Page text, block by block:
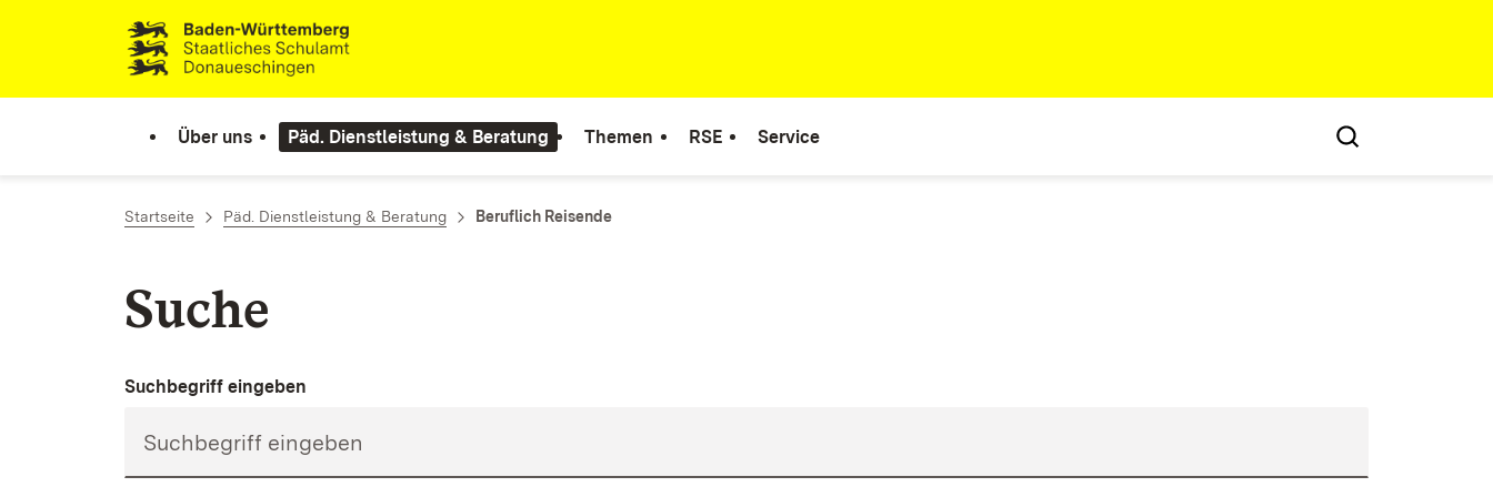
Zum Inhalt springen
Link zur Startseite
Über uns Päd. Dienstleistung & Beratung Themen RSE Service
Startseite Päd. Dienstleistung & Beratung Beruflich Reisende
Suche
Suchbegriff eingeben